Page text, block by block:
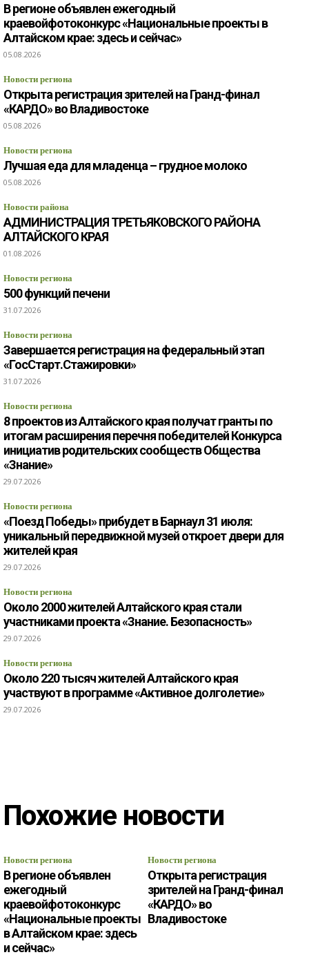
В регионе объявлен ежегодный
краевойфотоконкурс «Национальные проекты в
Алтайском крае: здесь и сейчас»
05.08.2026
Новости региона
Открыта регистрация зрителей на Гранд-финал
«КАРДО» во Владивостоке
05.08.2026
Новости региона
Лучшая еда для младенца – грудное молоко
05.08.2026
Новости района
АДМИНИСТРАЦИЯ ТРЕТЬЯКОВСКОГО РАЙОНА
АЛТАЙСКОГО КРАЯ
01.08.2026
Новости региона
500 функций печени
31.07.2026
Новости региона
Завершается регистрация на федеральный этап
«ГосСтарт.Стажировки»
31.07.2026
Новости региона
8 проектов из Алтайского края получат гранты по
итогам расширения перечня победителей Конкурса
инициатив родительских сообществ Общества
«Знание»
29.07.2026
Новости региона
«Поезд Победы» прибудет в Барнаул 31 июля:
уникальный передвижной музей откроет двери для
жителей края
29.07.2026
Новости региона
Около 2000 жителей Алтайского края стали
участниками проекта «Знание. Безопасность»
29.07.2026
Новости региона
Около 220 тысяч жителей Алтайского края
участвуют в программе «Активное долголетие»
29.07.2026
Похожие новости
Новости региона
В регионе объявлен
ежегодный
краевойфотоконкурс
«Национальные проекты
в Алтайском крае: здесь
и сейчас»
Новости региона
Открыта регистрация
зрителей на Гранд-финал
«КАРДО» во
Владивостоке